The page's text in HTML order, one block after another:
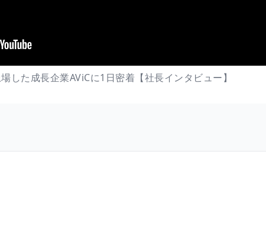
した成長企業AViCに1日密着【社長インタビュー】